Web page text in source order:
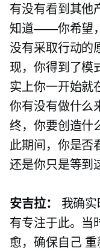
有没有看到其他
知道——你希望
没有采取行动的
现，你得到了模
实上你一开始就
你有没有做什么
终，你要创造什
此期间，你是否
还是你只是等到
安吉拉：
我确
有专注于此。当
愈，确保自己 重